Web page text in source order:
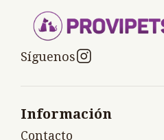
Síguenos
Información
Contacto